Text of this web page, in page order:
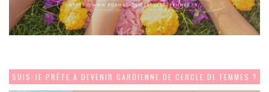
SUIS-JE PRÊTE À DEVENIR GARDIENNE DE CERCLE DE FEMMES ?